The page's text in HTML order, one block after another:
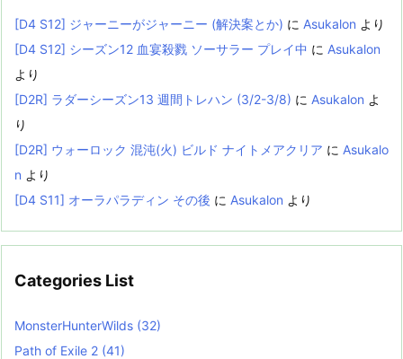
[D4 S12] ジャーニーがジャーニー (解決案とか) に Asukalon より
[D4 S12] シーズン12 血宴殺戮 ソーサラー プレイ中 に Asukalon
より
[D2R] ラダーシーズン13 週間トレハン (3/2-3/8) に Asukalon よ
り
[D2R] ウォーロック 混沌(火) ビルド ナイトメアクリア に Asukalo
n より
[D4 S11] オーラパラディン その後 に Asukalon より
Categories List
MonsterHunterWilds (32)
Path of Exile 2 (41)